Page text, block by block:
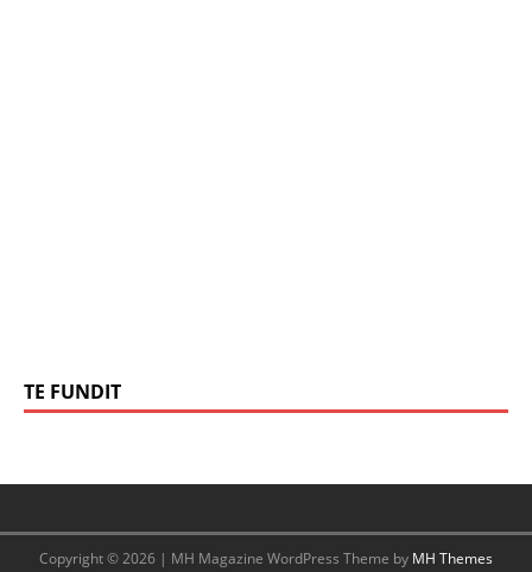
TE FUNDIT
Copyright © 2026 | MH Magazine WordPress Theme by MH Themes